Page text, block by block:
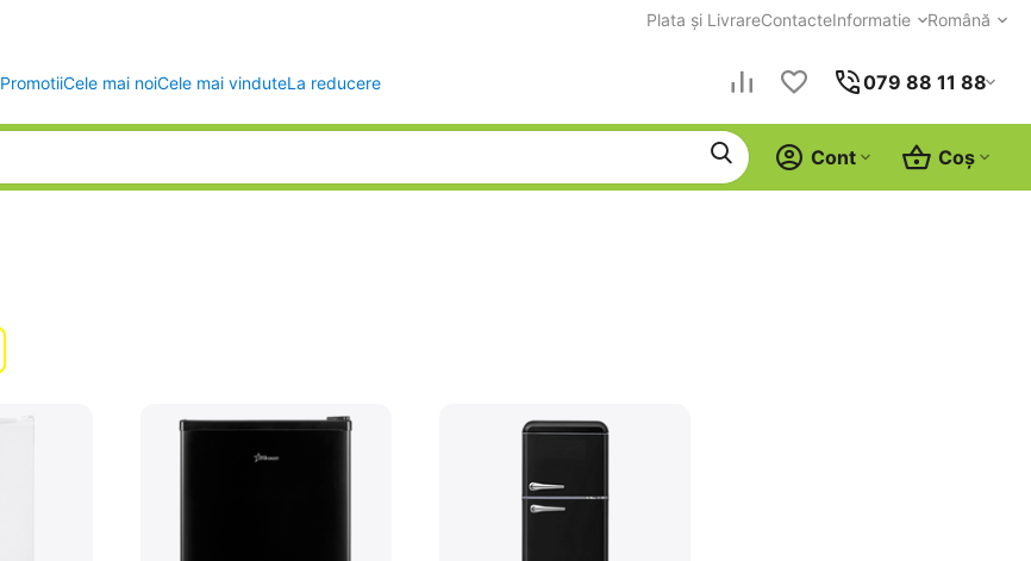
Plata și LivrareContacteInformatie Română
PromotiiCele mai noiCele mai vinduteLa reducere 079 88 11 88
Coș
Cont